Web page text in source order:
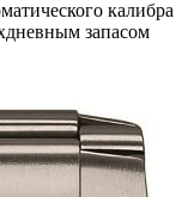
калибра
запасом